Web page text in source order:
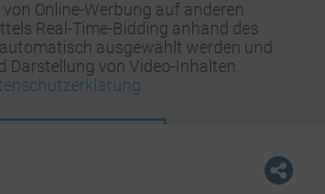
Online-Werbung auf anderen
Real-Time-Bidding anhand des
ausgewählt werden und
Darstellung von Video-Inhalten.